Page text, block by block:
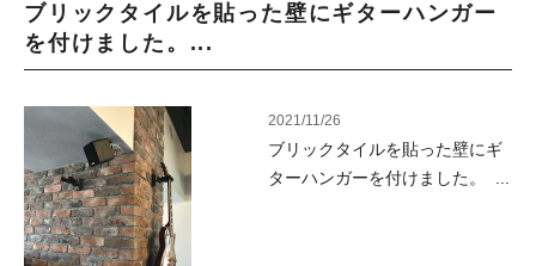
ブリックタイルを貼った壁にギターハンガー
を付けました。...
2021/11/26
ブリックタイルを貼った壁にギ
ターハンガーを付けました。 ...